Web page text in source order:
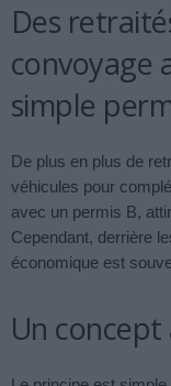
Des
convoyage
simple
De plus en plus de
véhicules pour
avec un permis B,
Cependant, derrière
économique est
Un